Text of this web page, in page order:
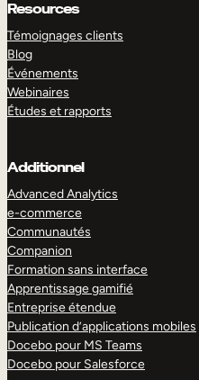
Resources
Témoignages clients
Blog
Événements
Webinaires
Études et rapports
Additionnel
Advanced Analytics
e-commerce
Communautés
Companion
Formation sans interface
Apprentissage gamifié
Entreprise étendue
Publication d’applications mobiles
Docebo pour MS Teams
Docebo pour Salesforce